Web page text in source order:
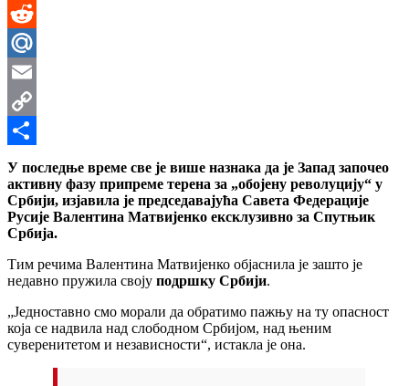
LinkedIn
Reddit
Mail.Ru
Email
Copy
Link
Share
У последње време све је више назнака да је Запад започео
активну фазу припреме терена за „обојену револуцију“ у
Србији, изјавила је председавајућа Савета Федерације
Русије Валентина Матвијенко ексклузивно за Спутњик
Србија.
Тим речима Валентина Матвијенко објаснила је зашто је
недавно пружила своју подршку Србији.
„Једноставно смо морали да обратимо пажњу на ту опасност
која се надвила над слободном Србијом, над њеним
суверенитетом и независности“, истакла је она.